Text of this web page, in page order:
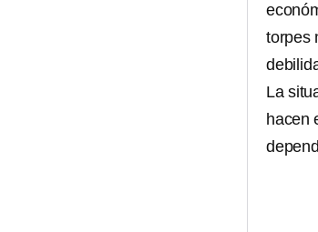
torpes
La
hacen